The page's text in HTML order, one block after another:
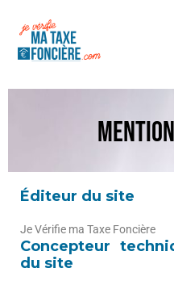
Éditeur du site
Je Vérifie ma Taxe Foncière
Concepteur
du site